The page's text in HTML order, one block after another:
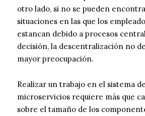
otro lado, si no se pueden
situaciones en las que los
estancan debido a procesos
decisión, la descentralización no
mayor preocupación.
Realizar un trabajo en el sistema de
microservicios requiere más que
sobre el tamaño de los